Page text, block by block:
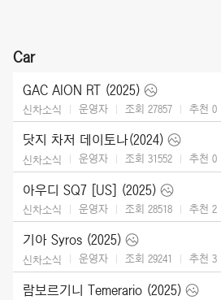
Car
GAC AION RT (2025)
신차소식 운영자 조회 27857 추천 0
닷지 차저 데이토나(2024)
신차소식 운영자 조회 31552 추천 0
아우디 SQ7 [US] (2025)
신차소식 운영자 조회 28518 추천 2
기아 Syros (2025)
신차소식 운영자 조회 29241 추천 3
람보르기니 Temerario (2025)